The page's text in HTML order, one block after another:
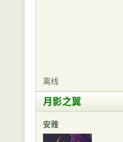
离线
月影之翼
安雅